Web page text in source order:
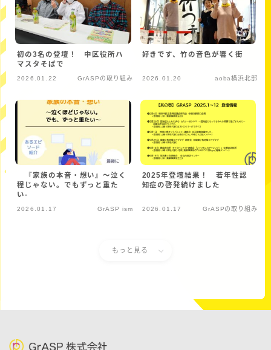
初の3名の登壇！ 中区役所ハ
マスタそばで
2026.01.22 GrASPの取り組み
好きです、竹の音色が響く街
2026.01.20 aoba横浜北部
『家族の本音・想い』〜泣く
程じゃない。でもずっと重た
い-
2026.01.17 GrASP ism
2025年登壇結果！ 若年性認
知症の啓発続けました
2026.01.17 GrASPの取り組み
もっと見る